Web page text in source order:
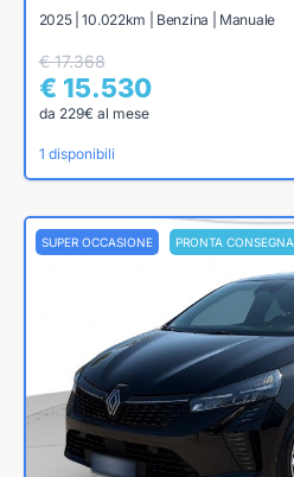
2025 | 10.022km | Benzina | Manuale
€ 17.368
€ 15.530
da 229€ al mese
1 disponibili
SUPER OCCASIONE PRONTA CONSEGNA